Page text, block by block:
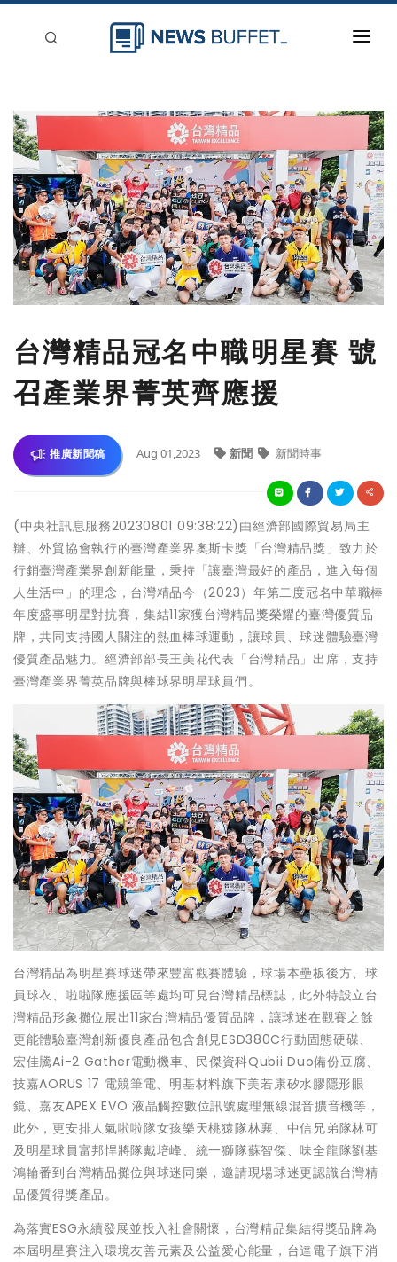
新聞稿分類
登入
刊登
台灣精品冠名中職明星賽 號
召產業界菁英齊應援
推廣新聞稿 Aug 01,2023 新聞 新聞時事
(中央社訊息服務20230801 09:38:22)由經濟部國際貿易局主
辦、外貿協會執行的臺灣產業界奧斯卡獎「台灣精品獎」致力於
行銷臺灣產業界創新能量，秉持「讓臺灣最好的產品，進入每個
人生活中」的理念，台灣精品今（2023）年第二度冠名中華職棒
年度盛事明星對抗賽，集結11家獲台灣精品獎榮耀的臺灣優質品
牌，共同支持國人關注的熱血棒球運動，讓球員、球迷體驗臺灣
優質產品魅力。經濟部部長王美花代表「台灣精品」出席，支持
臺灣產業界菁英品牌與棒球界明星球員們。
台灣精品為明星賽球迷帶來豐富觀賽體驗，球場本壘板後方、球
員球衣、啦啦隊應援區等處均可見台灣精品標誌，此外特設立台
灣精品形象攤位展出11家台灣精品優質品牌，讓球迷在觀賽之餘
更能體驗臺灣創新優良產品包含創見ESD380C行動固態硬碟、
宏佳騰Ai-2 Gather電動機車、民傑資科Qubii Duo備份豆腐、
技嘉AORUS 17 電競筆電、明基材料旗下美若康矽水膠隱形眼
鏡、嘉友APEX EVO 液晶觸控數位訊號處理無線混音擴音機等，
此外，更安排人氣啦啦隊女孩樂天桃猿隊林襄、中信兄弟隊林可
及明星球員富邦悍將隊戴培峰、統一獅隊蘇智傑、味全龍隊劉基
鴻輪番到台灣精品攤位與球迷同樂，邀請現場球迷更認識台灣精
品優質得獎產品。
為落實ESG永續發展並投入社會關懷，台灣精品集結得獎品牌為
本屆明星賽注入環境友善元素及公益愛心能量，台達電子旗下消